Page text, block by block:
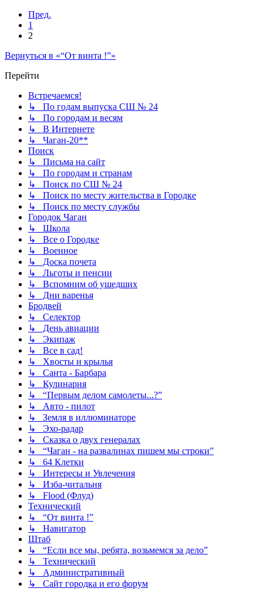
Пред.
1
2
Вернуться в «“От винта !”»
Перейти
Встречаемся!
↳ По годам выпуска СШ № 24
↳ По городам и весям
↳ В Интернете
↳ Чаган-20**
Поиск
↳ Письма на сайт
↳ По городам и странам
↳ Поиск по СШ № 24
↳ Поиск по месту жительства в Городке
↳ Поиск по месту службы
Городок Чаган
↳ Школа
↳ Все о Городке
↳ Военное
↳ Доска почета
↳ Льготы и пенсии
↳ Вспомним об ушедших
↳ Дни варенья
Бродвей
↳ Селектор
↳ День авиации
↳ Экипаж
↳ Все в сад!
↳ Хвосты и крылья
↳ Санта - Барбара
↳ Кулинария
↳ “Первым делом самолеты...?”
↳ Авто - пилот
↳ Земля в иллюминаторе
↳ Эхо-радар
↳ Сказка о двух генералах
↳ “Чаган - на развалинах пишем мы строки”
↳ 64 Клетки
↳ Интересы и Увлечения
↳ Изба-читальня
↳ Flood (Флуд)
Технический
↳ “От винта !”
↳ Навигатор
Штаб
↳ “Если все мы, ребята, возьмемся за дело”
↳ Технический
↳ Административный
↳ Сайт городка и его форум